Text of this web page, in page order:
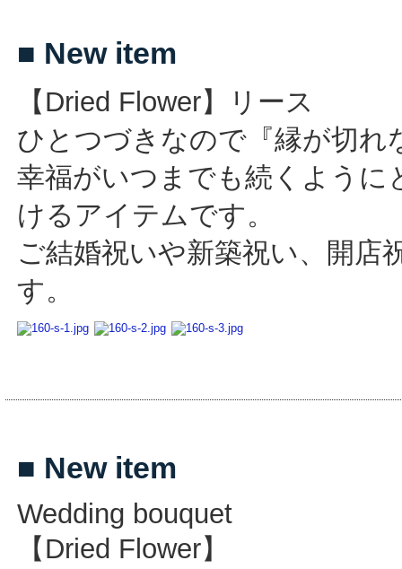
■ New item
【Dried Flower】リース
ひとつづきなので『縁が切れ
幸福がいつまでも続くよう
けるアイテムです。
ご結婚祝いや新築祝い、開店
す。
■ New item
Wedding bouquet
【Dried Flower】